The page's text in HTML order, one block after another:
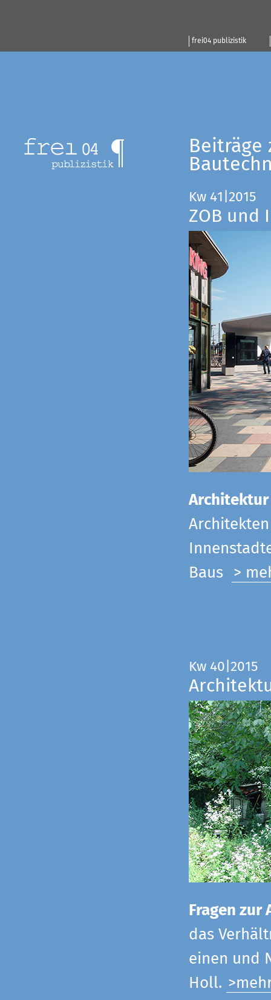
frei04 publizistik
Beiträge
Kw 41|2015
ZOB und
Baus
>
Kw 40|2015
Fragen
das
einen und
Holl.